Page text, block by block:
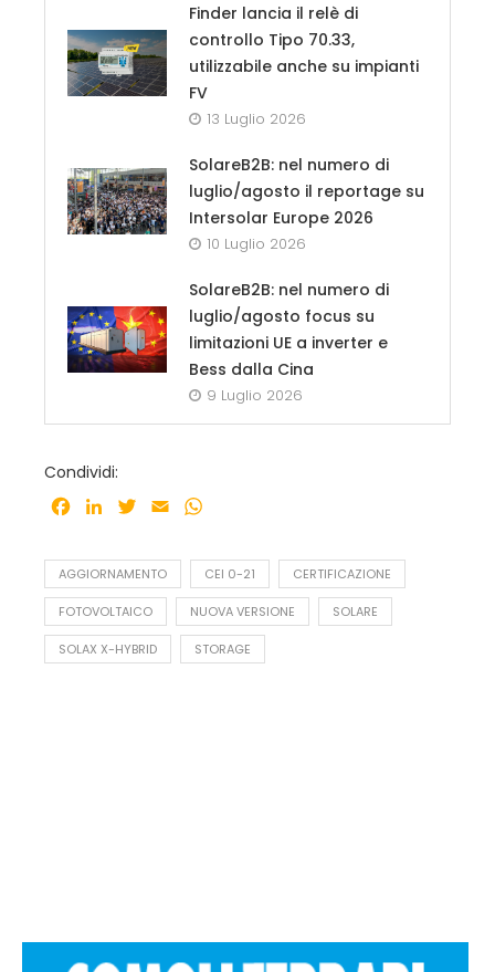
Finder lancia il relè di
controllo Tipo 70.33,
utilizzabile anche su impianti
FV
13 Luglio 2026
SolareB2B: nel numero di
luglio/agosto il reportage su
Intersolar Europe 2026
10 Luglio 2026
SolareB2B: nel numero di
luglio/agosto focus su
limitazioni UE a inverter e
Bess dalla Cina
9 Luglio 2026
Condividi:
Facebook
LinkedInTwitter
Email
AGGIORNAMENTO CEI 0-21 CERTIFICAZIONE
FOTOVOLTAICO NUOVA VERSIONE SOLARE
SOLAX X-HYBRID STORAGE